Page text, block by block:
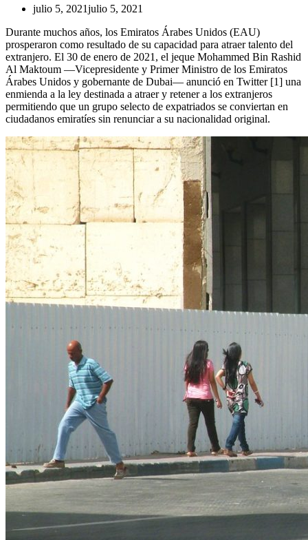
julio 5, 2021julio 5, 2021
Durante muchos años, los Emiratos Árabes Unidos (EAU)
prosperaron como resultado de su capacidad para atraer talento del
extranjero. El 30 de enero de 2021, el jeque Mohammed Bin Rashid
Al Maktoum —Vicepresidente y Primer Ministro de los Emiratos
Árabes Unidos y gobernante de Dubai— anunció en Twitter [1] una
enmienda a la ley destinada a atraer y retener a los extranjeros
permitiendo que un grupo selecto de expatriados se conviertan en
ciudadanos emiratíes sin renunciar a su nacionalidad original.